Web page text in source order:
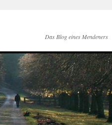
Das Blog eines Mendeners